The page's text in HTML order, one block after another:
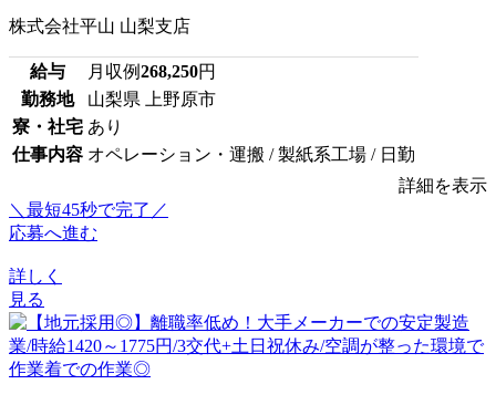
株式会社平山 山梨支店
給与 月収例268,250円
勤務地
山梨県 上野原市
寮・社宅 あり
仕事内容 オペレーション・運搬 / 製紙系工場 / 日勤
詳細を表示
＼最短45秒で完了／
応募へ進む
詳しく
見る